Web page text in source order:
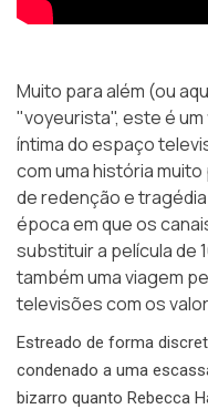
Muito para além (ou
"voyeurista", este é
íntima do espaço
com uma história
de redenção e
época em que os
substituir a película de
também uma viagem
televisões com os
Estreado de forma
condenado a uma
bizarro quanto Rebecca